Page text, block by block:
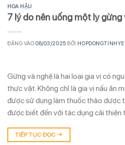
HOA HẬU
7 lý do nên uống một ly gừng
ĐĂNG VÀO08/03/2025 BỞI
Gừng và nghệ là hai loại gia vị có
thực vật. Không chỉ là gia vị nấu ăn
được sử dụng làm thuốc thảo dược
được biết đến với tác dụng cải thiện
TIẾP TỤC ĐỌC →